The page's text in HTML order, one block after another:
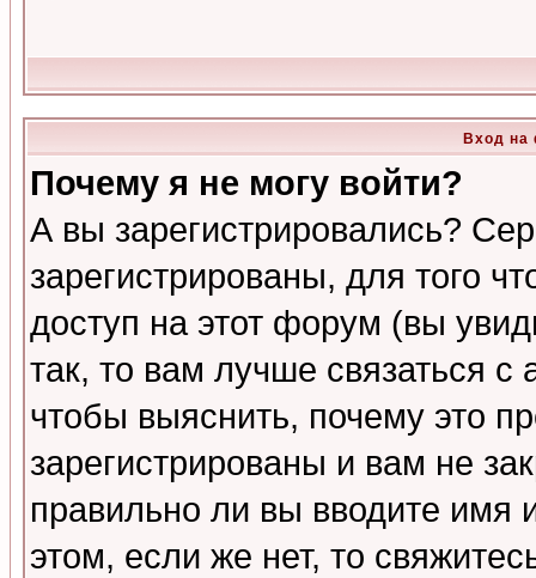
Вход на
Почему я не могу войти?
А вы зарегистрировались?
зарегистрированы, для того
доступ на этот форум (вы
так, то вам лучше связаться
чтобы выяснить, почему это
зарегистрированы и вам не
правильно ли вы вводите
этом, если же нет, то